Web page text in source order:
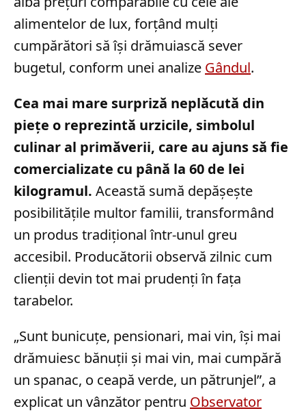
alimentelor de lux, forțând mulți
cumpărători să își drămuiască sever
bugetul, conform unei analize Gândul.
Cea mai mare surpriză neplăcută din
piețe o reprezintă urzicile, simbolul
culinar al primăverii, care au ajuns să fie
comercializate cu până la 60 de lei
kilogramul. Această sumă depășește
posibilitățile multor familii, transformând
un produs tradițional într-unul greu
accesibil. Producătorii observă zilnic cum
clienții devin tot mai prudenți în fața
tarabelor.
„Sunt bunicuţe, pensionari, mai vin, îşi mai
drămuiesc bănuţii şi mai vin, mai cumpără
un spanac, o ceapă verde, un pătrunjel”, a
explicat un vânzător pentru Observator